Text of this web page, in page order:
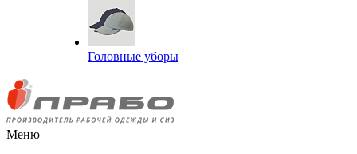
Головные уборы
Меню